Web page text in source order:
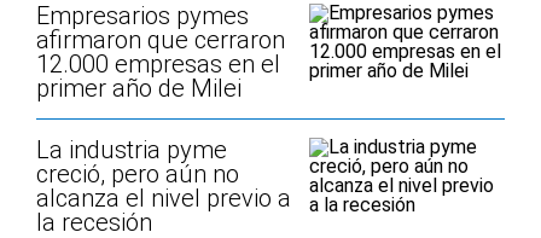
Empresarios pymes
afirmaron que cerraron
12.000 empresas en el
primer año de Milei
La industria pyme
creció, pero aún no
alcanza el nivel previo a
la recesión